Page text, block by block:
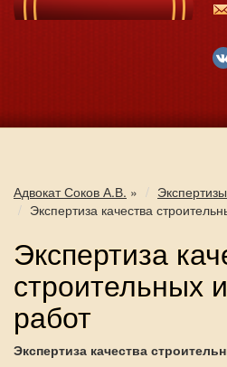
Адвокат Соков А.В. »
Экспертиза качества
Экспертиза
строительных
работ
Экспертиза качества